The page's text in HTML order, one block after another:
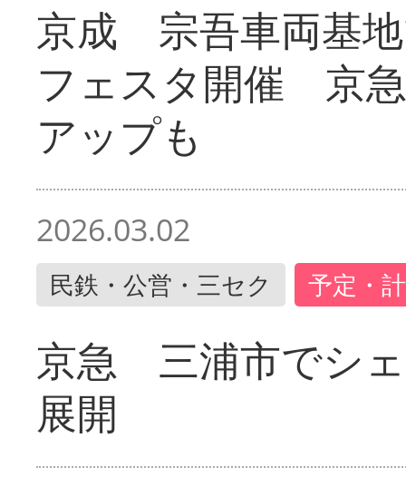
京成 宗吾車両基
フェスタ開催 京
アップも
2026.03.02
民鉄・公営・三セク 予定・
京急 三浦市でシ
展開